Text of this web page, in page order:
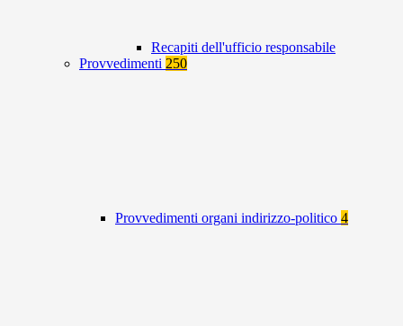
Recapiti dell'ufficio responsabile
Provvedimenti 250
Provvedimenti organi indirizzo-politico 4